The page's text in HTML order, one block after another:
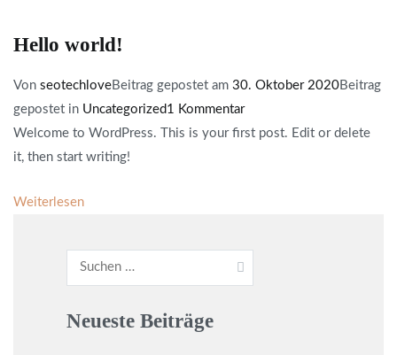
Hello world!
Von seotechloveBeitrag gepostet am 30. Oktober 2020Beitrag
gepostet in Uncategorized1 Kommentar
Welcome to WordPress. This is your first post. Edit or delete
it, then start writing!
Weiterlesen
Neueste Beiträge